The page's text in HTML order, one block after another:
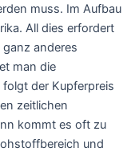
muss. Im Aufbau
All dies erfordert
ganz anderes
man die
der Kupferpreis
zeitlichen
kommt es oft zu
und